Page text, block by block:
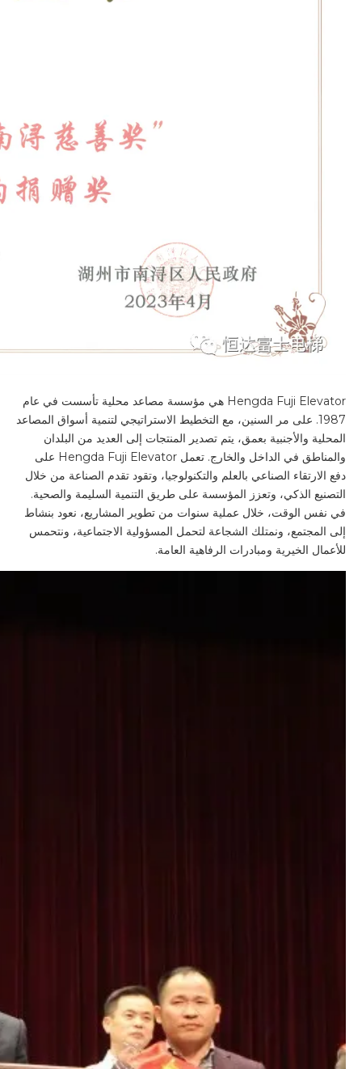
Hengda Fuji Elevator هي مؤسسة مصاعد محلية تأسست في عام
1987. على مر السنين، مع التخطيط الاستراتيجي لتنمية أسواق المصاعد
المحلية والأجنبية بعمق، يتم تصدير المنتجات إلى العديد من البلدان
والمناطق في الداخل والخارج. تعمل Hengda Fuji Elevator على
دفع الارتقاء الصناعي بالعلم والتكنولوجيا، وتقود تقدم الصناعة من خلال
التصنيع الذكي، وتعزز المؤسسة على طريق التنمية السليمة والصحية.
في نفس الوقت، خلال عملية سنوات من تطوير المشاريع، نعود بنشاط
إلى المجتمع، ونمتلك الشجاعة لتحمل المسؤولية الاجتماعية، ونتحمس
للأعمال الخيرية ومبادرات الرفاهية العامة.